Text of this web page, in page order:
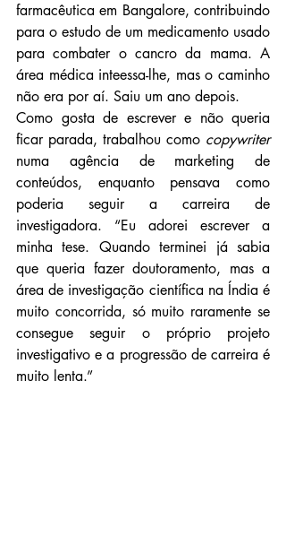
farmacêutica em Bangalore, contribuindo
para o estudo de um medicamento usado
para combater o cancro da mama. A
área médica inteessa-lhe, mas o caminho
não era por aí. Saiu um ano depois.
Como gosta de escrever e não queria
ficar parada, trabalhou como copywriter
numa agência de marketing de
conteúdos, enquanto pensava como
poderia seguir a carreira de
investigadora. “Eu adorei escrever a
minha tese. Quando terminei já sabia
que queria fazer doutoramento, mas a
área de investigação científica na Índia é
muito concorrida, só muito raramente se
consegue seguir o próprio projeto
investigativo e a progressão de carreira é
muito lenta.”